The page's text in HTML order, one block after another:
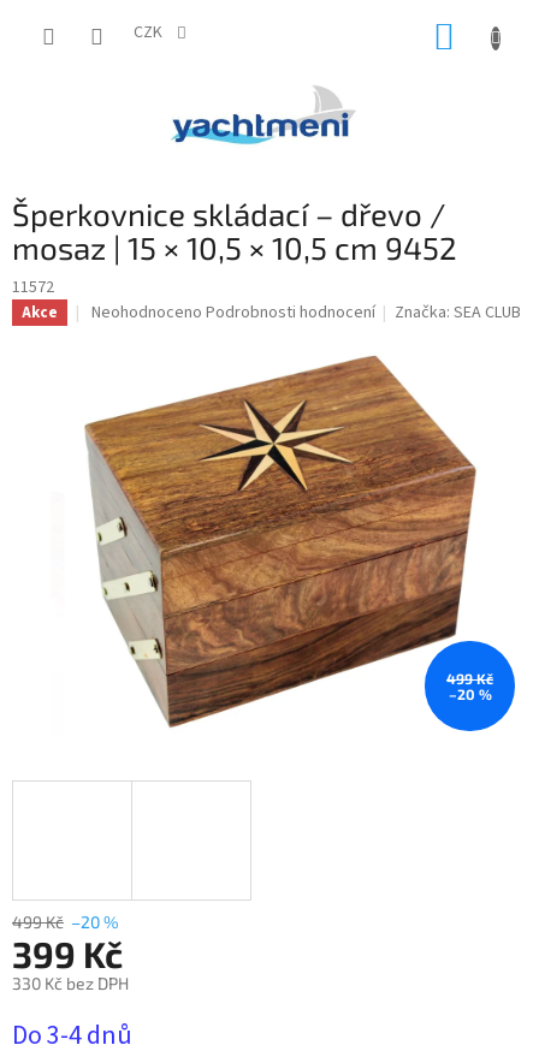
CZK
Šperkovnice skládací – dřevo /
mosaz | 15 × 10,5 × 10,5 cm 9452
11572
Akce
Průměrné
z
5
hvězdiček.
Neohodnoceno Podrobnosti hodnocení Značka:SEA CLUB
499 Kč
–20 %
499 Kč –20 %
399 Kč
330 Kč bez DPH
cena:
Do 3-4 dnů